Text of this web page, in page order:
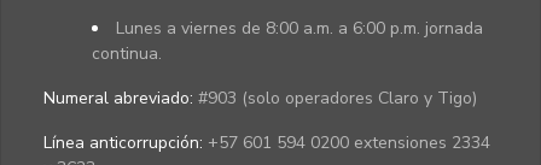
Lunes a viernes de 8:00 a.m. a 6:00 p.m. jornada
continua.
Numeral abreviado: #903 (solo operadores Claro y Tigo)
Línea anticorrupción: +57 601 594 0200 extensiones 2334